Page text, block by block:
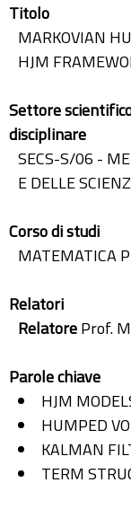
Titolo
MARKOVIAN
HJM
Settore
disciplinare
SECS-S/06 -
E DELLE
Corso di studi
MATEMATICA
Relatori
RelatoreProf.
Parole chiave
HJM
HUMPED
KALMAN
TERM